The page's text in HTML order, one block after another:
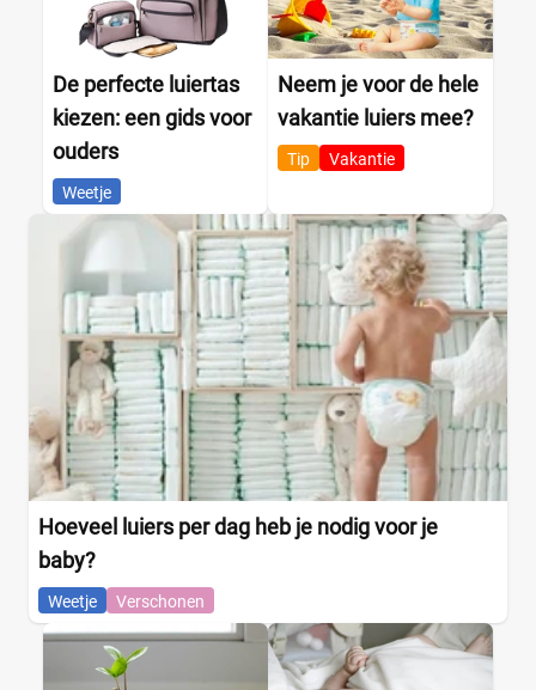
De perfecte luiertas
kiezen: een gids voor
ouders
Weetje
Neem je voor de hele
vakantie luiers mee?
Tip Vakantie
Hoeveel luiers per dag heb je nodig voor je
baby?
Weetje Verschonen